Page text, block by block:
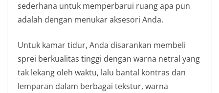
sederhana untuk memperbarui ruang apa pun
adalah dengan menukar aksesori Anda.
Untuk kamar tidur, Anda disarankan membeli
sprei berkualitas tinggi dengan warna netral yang
tak lekang oleh waktu, lalu bantal kontras dan
lemparan dalam berbagai tekstur, warna